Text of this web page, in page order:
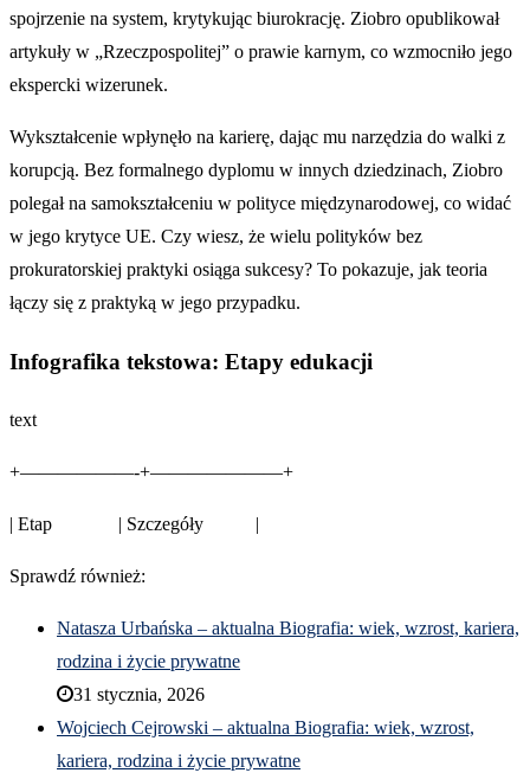
spojrzenie na system, krytykując biurokrację. Ziobro opublikował
artykuły w „Rzeczpospolitej” o prawie karnym, co wzmocniło jego
ekspercki wizerunek.
Wykształcenie wpłynęło na karierę, dając mu narzędzia do walki z
korupcją. Bez formalnego dyplomu w innych dziedzinach, Ziobro
polegał na samokształceniu w polityce międzynarodowej, co widać
w jego krytyce UE. Czy wiesz, że wielu polityków bez
prokuratorskiej praktyki osiąga sukcesy? To pokazuje, jak teoria
łączy się z praktyką w jego przypadku.
Infografika tekstowa: Etapy edukacji
text
+——————-+———————+
| Etap | Szczegóły |
Sprawdź również:
Natasza Urbańska – aktualna Biografia: wiek, wzrost, kariera,
rodzina i życie prywatne
31 stycznia, 2026
Wojciech Cejrowski – aktualna Biografia: wiek, wzrost,
kariera, rodzina i życie prywatne